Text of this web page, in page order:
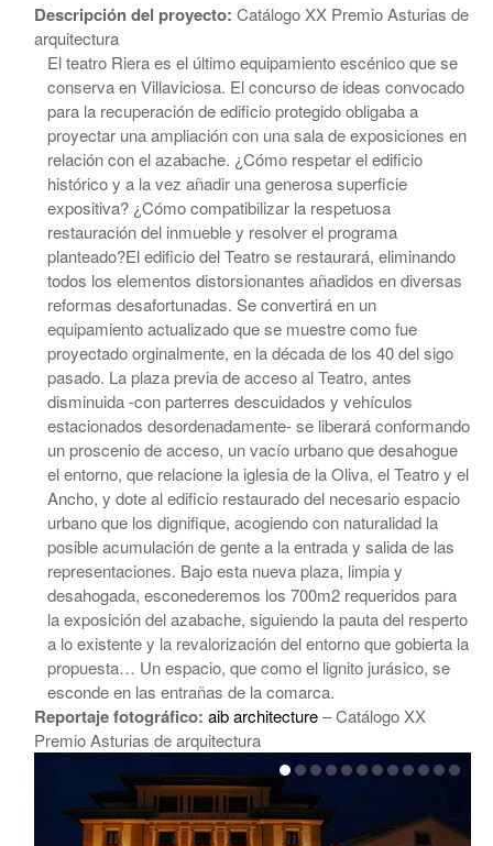
Descripción del proyecto: Catálogo XX Premio Asturias de
arquitectura
El teatro Riera es el último equipamiento escénico que se
conserva en Villaviciosa. El concurso de ideas convocado
para la recuperación de edificio protegido obligaba a
proyectar una ampliación con una sala de exposiciones en
relación con el azabache. ¿Cómo respetar el edificio
histórico y a la vez añadir una generosa superficie
expositiva? ¿Cómo compatibilizar la respetuosa
restauración del inmueble y resolver el programa
planteado?El edificio del Teatro se restaurará, eliminando
todos los elementos distorsionantes añadidos en diversas
reformas desafortunadas. Se convertirá en un
equipamiento actualizado que se muestre como fue
proyectado orginalmente, en la década de los 40 del sigo
pasado. La plaza previa de acceso al Teatro, antes
disminuida -con parterres descuidados y vehículos
estacionados desordenadamente- se liberará conformando
un proscenio de acceso, un vacío urbano que desahogue
el entorno, que relacione la iglesia de la Oliva, el Teatro y el
Ancho, y dote al edificio restaurado del necesario espacio
urbano que los dignifique, acogiendo con naturalidad la
posible acumulación de gente a la entrada y salida de las
representaciones. Bajo esta nueva plaza, limpia y
desahogada, esconederemos los 700m2 requeridos para
la exposición del azabache, siguiendo la pauta del resperto
a lo existente y la revalorización del entorno que gobierta la
propuesta… Un espacio, que como el lignito jurásico, se
esconde en las entrañas de la comarca.
Reportaje fotográfico: aib architecture– Catálogo XX
Premio Asturias de arquitectura